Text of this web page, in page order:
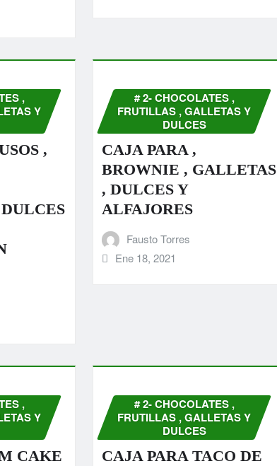
,
Y
,
# 2- CHOCOLATES ,
FRUTILLAS , GALLETAS Y
DULCES
CAJA PARA ,
BROWNIE , GALLETAS
, DULCES Y
ALFAJORES
Fausto Torres
Ene 18, 2021
,
Y
CAKE
# 2- CHOCOLATES ,
FRUTILLAS , GALLETAS Y
DULCES
CAJA PARA TACO DE